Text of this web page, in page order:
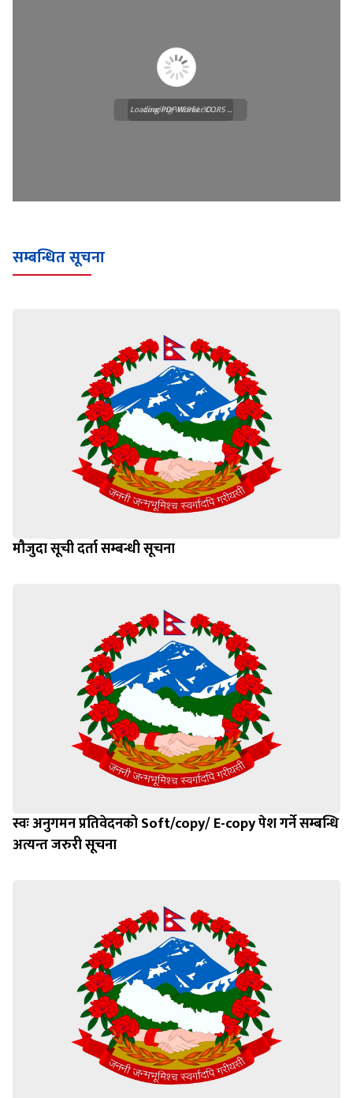
Loading WEBGL 3D ...
Loading PDF Worker CORS ...
सम्बन्धित सूचना
मौजुदा सूची दर्ता सम्बन्धी सूचना
स्वः अनुगमन प्रतिवेदनको Soft/copy/ E-copy पेश गर्ने सम्बन्धि
अत्यन्त जरुरी सूचना